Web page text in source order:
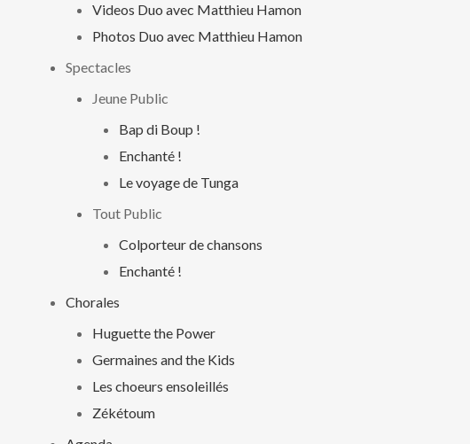
Videos Duo avec Matthieu Hamon
Photos Duo avec Matthieu Hamon
Spectacles
Jeune Public
Bap di Boup !
Enchanté !
Le voyage de Tunga
Tout Public
Colporteur de chansons
Enchanté !
Chorales
Huguette the Power
Germaines and the Kids
Les choeurs ensoleillés
Zékétoum